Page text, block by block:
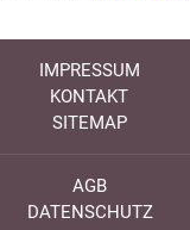
IMPRESSUM
KONTAKT
SITEMAP
AGB
DATENSCHUTZ